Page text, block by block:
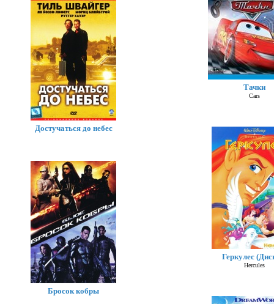
Тачки
Cars
Геркулес
Hercules
Достучаться до небес
Бросок кобры